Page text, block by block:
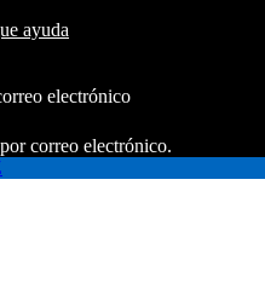
ayuda
electrónico
correo electrónico.